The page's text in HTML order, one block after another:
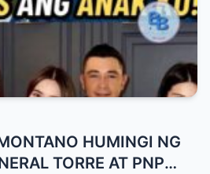
HUMINGI NG
TORRE AT PNP